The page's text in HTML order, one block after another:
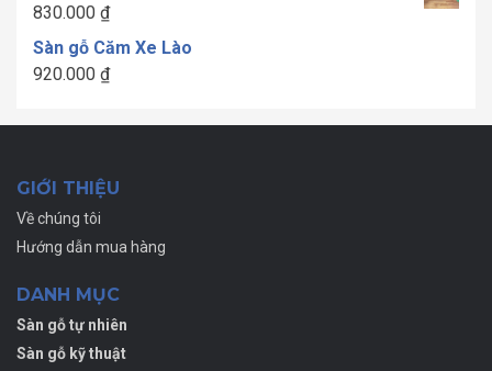
830.000 ₫
Sàn gỗ Căm Xe Lào
920.000 ₫
GIỚI THIỆU
Về chúng tôi
Hướng dẫn mua hàng
DANH MỤC
Sàn gỗ tự nhiên
Sàn gỗ kỹ thuật